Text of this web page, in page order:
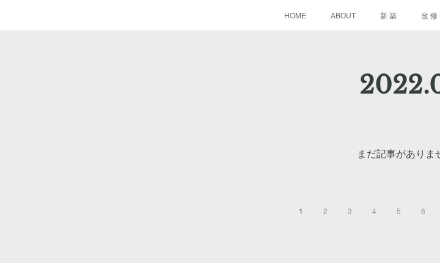
HOME ABOUT 新 築 改 修
2022.
まだ記事がありま
1 2 3 4 5 6